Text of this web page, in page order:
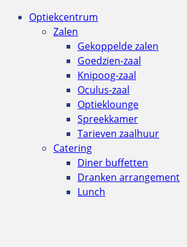
Optiekcentrum
Zalen
Gekoppelde zalen
Goedzien-zaal
Knipoog-zaal
Oculus-zaal
Optieklounge
Spreekkamer
Tarieven zaalhuur
Catering
Diner buffetten
Dranken arrangement
Lunch